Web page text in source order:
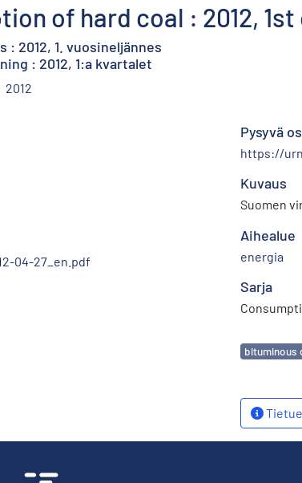
of hard coal : 2012,
: 2012, 1. vuosineljännes
: 2012, 1:a kvartalet
2012
04-27_en.pdf
Pysyvä
https://
Kuvaus
Suomen
Aihealue
energia
Sarja
bituminous